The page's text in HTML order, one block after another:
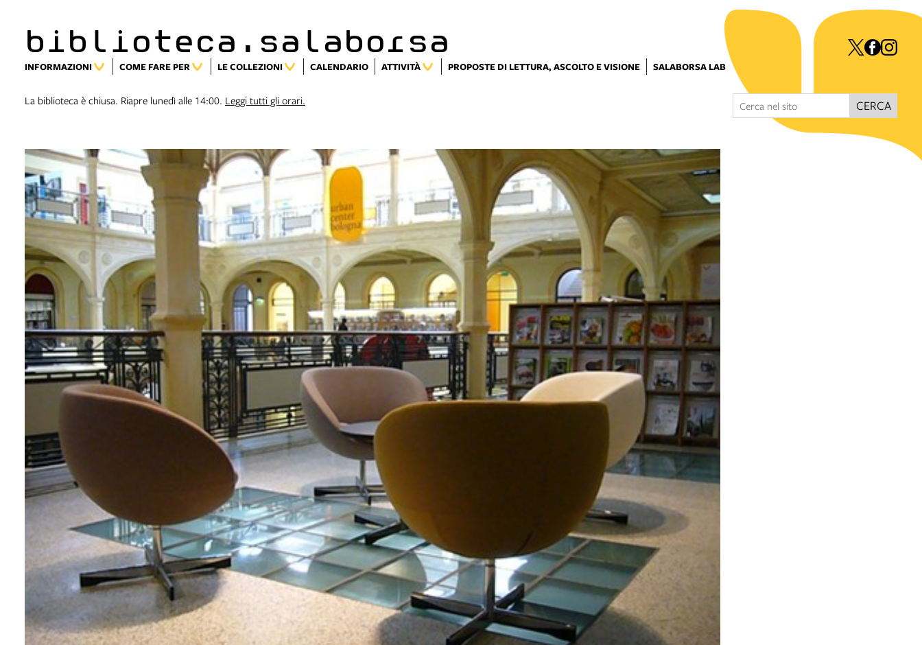
biblioteca.salaborsa
INFORMAZIONI COME FARE PER LE COLLEZIONI CALENDARIO ATTIVITÀ PROPOSTE DI LETTURA, ASCOLTO E VISIONE SALABORSA LAB
La biblioteca è chiusa. Riapre lunedì alle 14:00. Leggi tutti gli orari. CERCA